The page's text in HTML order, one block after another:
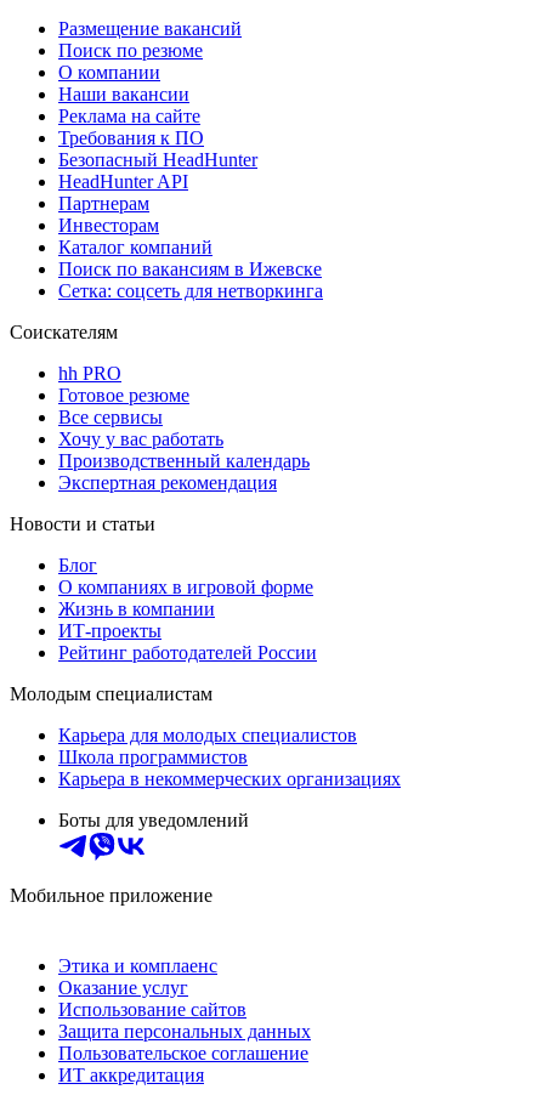
Размещение вакансий
Поиск по резюме
О компании
Наши вакансии
Реклама на сайте
Требования к ПО
Безопасный HeadHunter
HeadHunter API
Партнерам
Инвесторам
Каталог компаний
Поиск по вакансиям в Ижевске
Сетка: соцсеть для нетворкинга
Соискателям
hh PRO
Готовое резюме
Все сервисы
Хочу у вас работать
Производственный календарь
Экспертная рекомендация
Новости и статьи
Блог
О компаниях в игровой форме
Жизнь в компании
ИТ-проекты
Рейтинг работодателей России
Молодым специалистам
Карьера для молодых специалистов
Школа программистов
Карьера в некоммерческих организациях
Боты для уведомлений
Мобильное приложение
Этика и комплаенс
Оказание услуг
Использование сайтов
Защита персональных данных
Пользовательское соглашение
ИТ аккредитация